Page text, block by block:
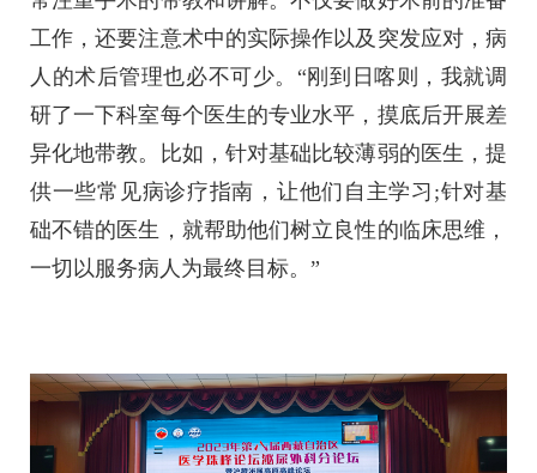
工作，还要注意术中的实际操作以及突发应对，病
人的术后管理也必不可少。“刚到日喀则，我就调
研了一下科室每个医生的专业水平，摸底后开展差
异化地带教。比如，针对基础比较薄弱的医生，提
供一些常见病诊疗指南，让他们自主学习;针对基
础不错的医生，就帮助他们树立良性的临床思维，
一切以服务病人为最终目标。”